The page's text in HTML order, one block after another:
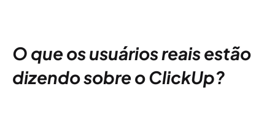
O que os usuários reais estão
dizendo sobre o ClickUp?